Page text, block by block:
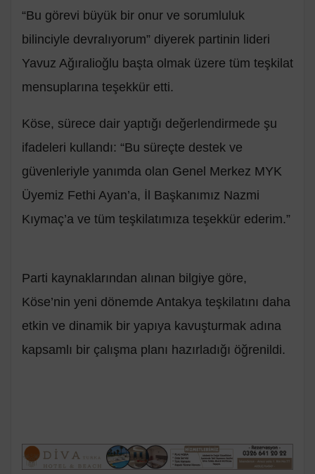
“Bu görevi büyük bir onur ve sorumluluk
bilinciyle devralıyorum” diyerek partinin lideri
Yavuz Ağıralioğlu başta olmak üzere tüm teşkilat
mensuplarına teşekkür etti.
Köse, sürece dair yaptığı değerlendirmede şu
ifadeleri kullandı: “Bu süreçte destek ve
güvenleriyle yanımda olan Genel Merkez MYK
Üyemiz Fethi Ayan’a, İl Başkanımız Nazmi
Kıymaç’a ve tüm teşkilatımıza teşekkür ederim.”
Parti kaynaklarından alınan bilgiye göre,
Köse’nin yeni dönemde Antakya teşkilatını daha
etkin ve dinamik bir yapıya kavuşturmak adına
kapsamlı bir çalışma planı hazırladığı öğrenildi.